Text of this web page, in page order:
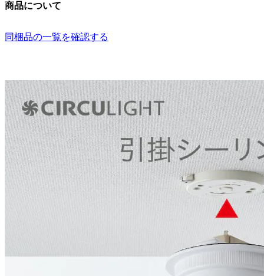
商品について
同梱品の一覧を確認する